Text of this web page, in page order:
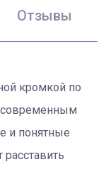
Отзывы
кромкой по
современным
и понятные